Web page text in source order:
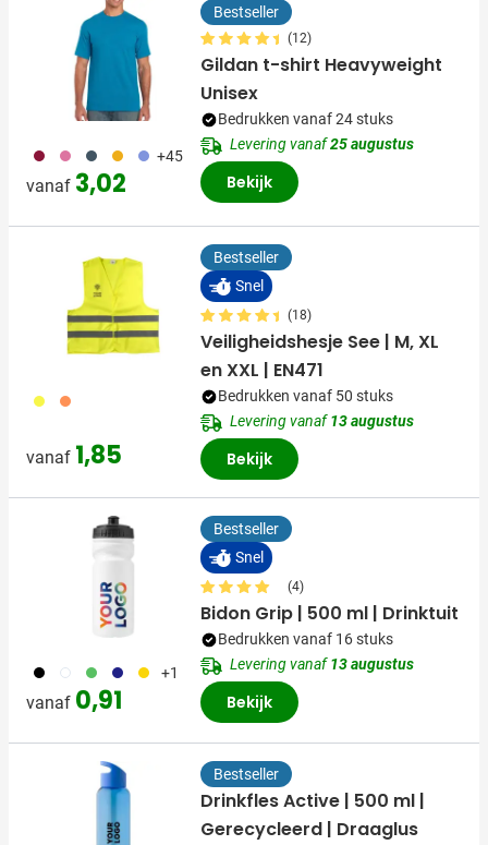
071 072 150 031 354 +45
vanaf 3,02
Bestseller
(12)
Gildan t-shirt Heavyweight
Unisex
Bedrukken vanaf 24 stuks
Levering vanaf25 augustus
Bekijk
006 007
vanaf 1,85
Bestseller
Snel
(18)
Veiligheidshesje See | M, XL
en XXL | EN471
Bedrukken vanaf 50 stuks
Levering vanaf13 augustus
Bekijk
001 002 004 005 006 +1
vanaf 0,91
Bestseller
Snel
(4)
Bidon Grip | 500 ml | Drinktuit
Bedrukken vanaf 16 stuks
Levering vanaf13 augustus
Bekijk
Bestseller
Drinkfles Active | 500 ml |
Gerecycleerd | Draaglus